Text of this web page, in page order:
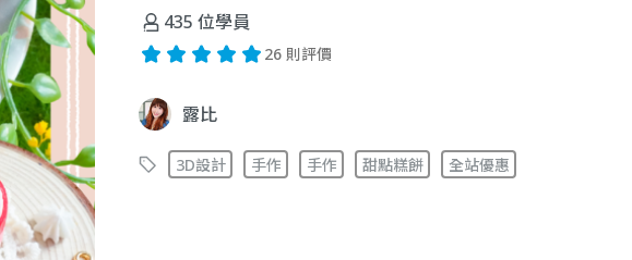
435 位學員
26 則評價
露比
3D設計 手作 手作 甜點糕餅 全站優惠